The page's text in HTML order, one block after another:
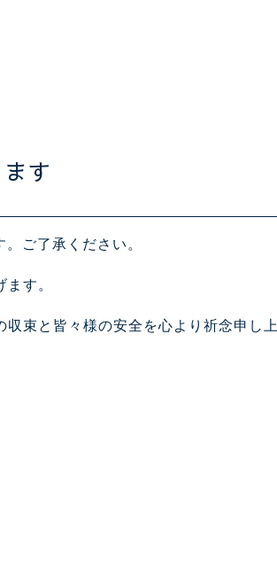
す
ご了承ください。
す。
収束と皆々様の安全を心より祈念申し上